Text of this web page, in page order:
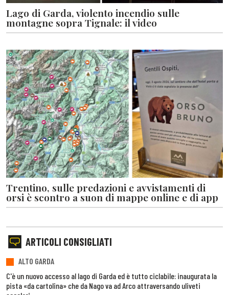
Lago di Garda, violento incendio sulle
montagne sopra Tignale: il video
Trentino, sulle predazioni e avvistamenti di
orsi è scontro a suon di mappe online e di app
ARTICOLI CONSIGLIATI
ALTO GARDA
C'è un nuovo accesso al lago di Garda ed è tutto ciclabile: inaugurata la
pista «da cartolina» che da Nago va ad Arco attraversando uliveti